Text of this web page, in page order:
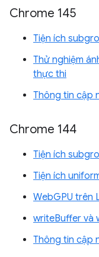
Chrome 145
Tiện ích
Thử nghiệm
thực thi
Thông tin cập
Chrome 144
Tiện ích
Tiện ích
WebGPU trên
writeBuffer và
Thông tin cập